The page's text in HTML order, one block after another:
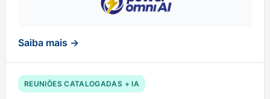
Saiba mais →
REUNIÕES CATALOGADAS + IA